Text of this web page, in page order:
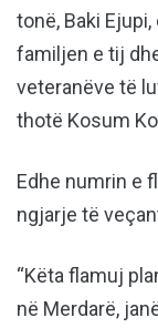
tonë, Baki
familjen e tij
veteranëve të
thotë Kosum
Edhe numrin e
ngjarje të
“Këta flamuj
në Merdarë,